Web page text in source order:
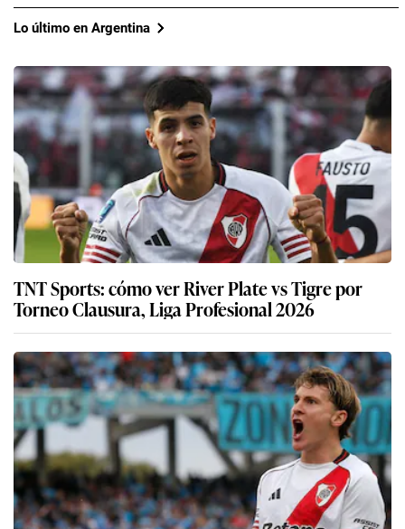
Lo último en Argentina
TNT Sports: cómo ver River Plate vs Tigre por
Torneo Clausura, Liga Profesional 2026